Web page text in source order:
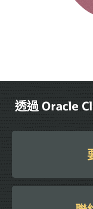
透過 Oracle